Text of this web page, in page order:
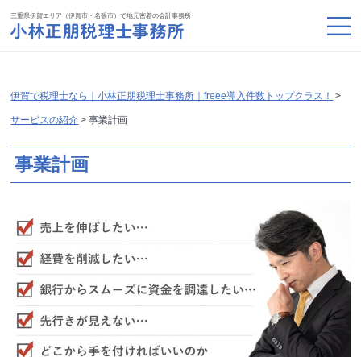
三重県伊賀エリア（伊賀市・名張市）で地元密着の会計事務所
伊賀で税理士なら｜小林正朋税理士事務所｜freee導入件数トップクラス！ >
サービスの紹介 >事業計画
事業計画